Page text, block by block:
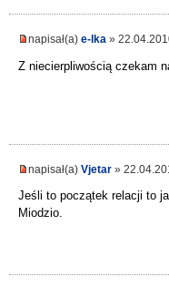
napisał(a) e-lka »
Z niecierpliwością czekam
napisał(a) Vjetar »
Jeśli to początek relacji to
Miodzio.